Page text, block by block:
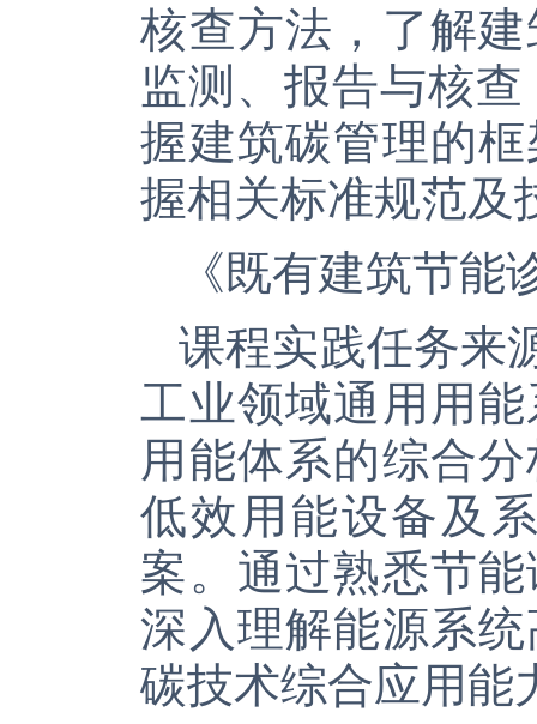
核查方法，了解
监测、报告与核查
握建筑碳管理的
握相关标准规范及
《既有建筑节
课程实践任务来
工业领域通用用
用能体系的综合
低效用能设备及
案。通过熟悉节
深入理解能源系
碳技术综合应用能